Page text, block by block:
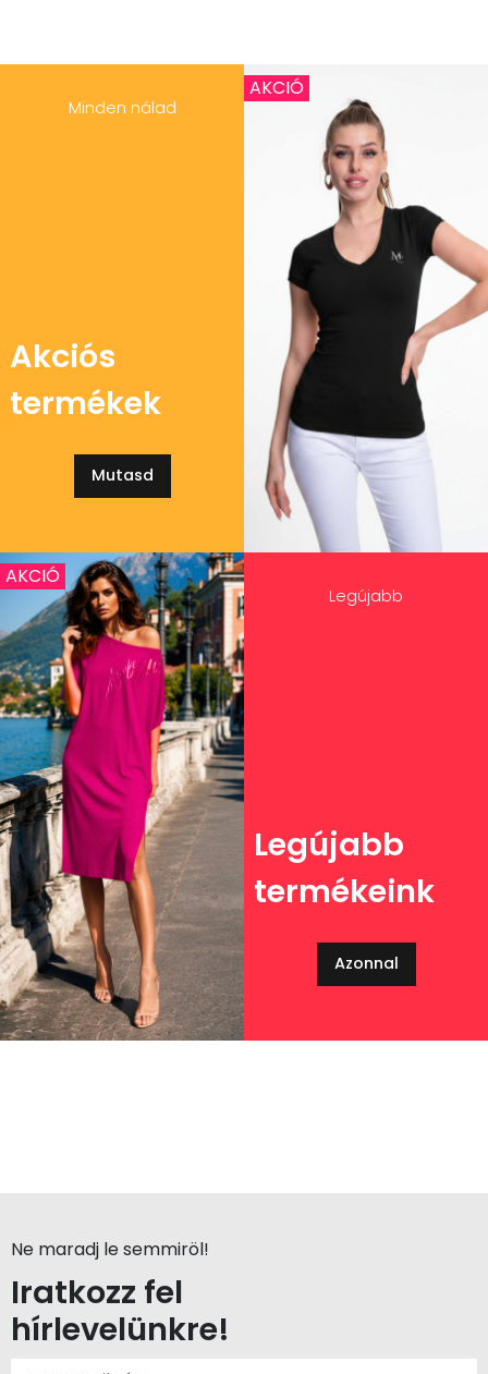
Minden nálad
Akciós
termékek
Mutasd
AKCIÓ
Legújabb
Legújabb
termékeink
Azonnal
AKCIÓ
Ne maradj le semmiröl!
Iratkozz fel
hírlevelünkre!